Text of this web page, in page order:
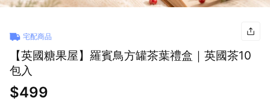
宅配商品
【英國糖果屋】羅賓鳥方罐茶葉禮盒｜英國茶10
包入
$499